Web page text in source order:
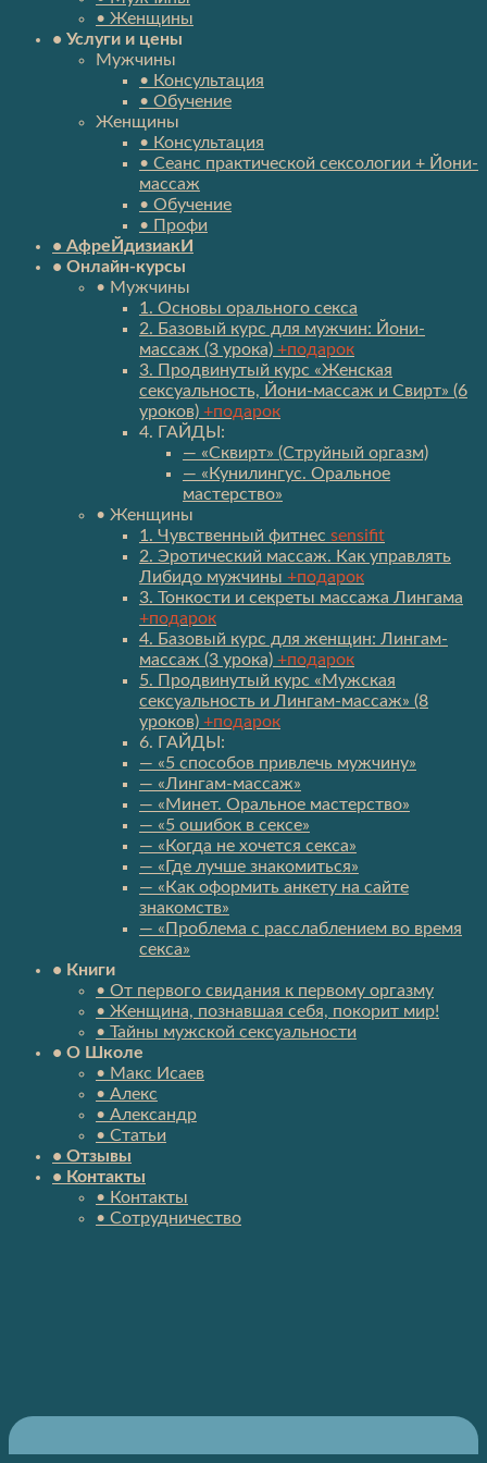
• Женщины
• Услуги и цены
Мужчины
• Консультация
• Обучение
Женщины
• Консультация
• Сеанс практической сексологии + Йони-
массаж
• Обучение
• Профи
• АфреЙдизиакИ
• Онлайн-курсы
• Мужчины
1. Основы орального секса
2. Базовый курс для мужчин: Йони-
массаж (3 урока) +подарок
3. Продвинутый курс «Женская
сексуальность, Йони-массаж и Свирт» (6
уроков) +подарок
4. ГАЙДЫ:
— «Сквирт» (Струйный оргазм)
— «Кунилингус. Оральное
мастерство»
• Женщины
1. Чувственный фитнес sensifit
2. Эротический массаж. Как управлять
Либидо мужчины +подарок
3. Тонкости и секреты массажа Лингама
+подарок
4. Базовый курс для женщин: Лингам-
массаж (3 урока) +подарок
5. Продвинутый курс «Мужская
сексуальность и Лингам-массаж» (8
уроков) +подарок
6. ГАЙДЫ:
— «5 способов привлечь мужчину»
— «Лингам-массаж»
— «Минет. Оральное мастерство»
— «5 ошибок в сексе»
— «Когда не хочется секса»
— «Где лучше знакомиться»
— «Как оформить анкету на сайте
знакомств»
— «Проблема с расслаблением во время
секса»
• Книги
• От первого свидания к первому оргазму
• Женщина, познавшая себя, покорит мир!
• Тайны мужской сексуальности
• О Школе
• Макс Исаев
• Алекс
• Александр
• Статьи
• Отзывы
• Контакты
• Контакты
• Сотрудничество